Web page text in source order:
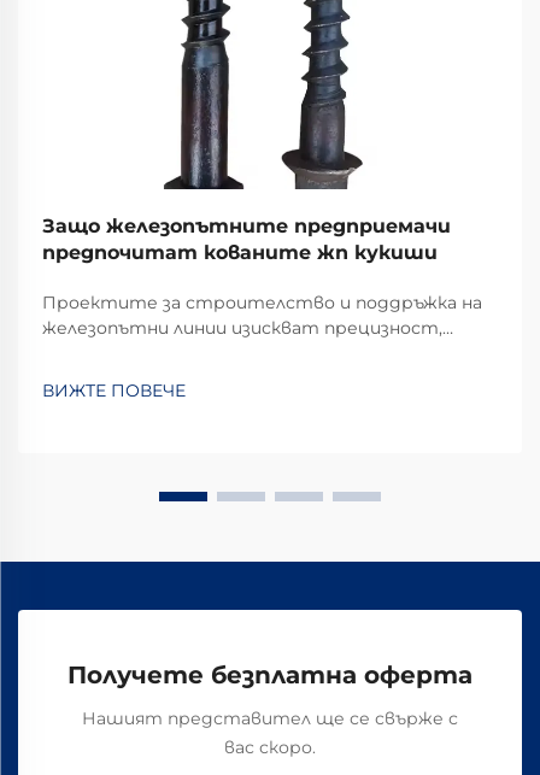
Защо железопътните предприемачи
предпочитат кованите жп кукиши
Проектите за строителство и поддръжка на
железопътни линии изискват прецизност,
елементи за закрепване, които фиксират
ВИЖТЕ ПОВЕЧЕ
Получете безплатна оферта
Нашият представител ще се свърже с
вас скоро.